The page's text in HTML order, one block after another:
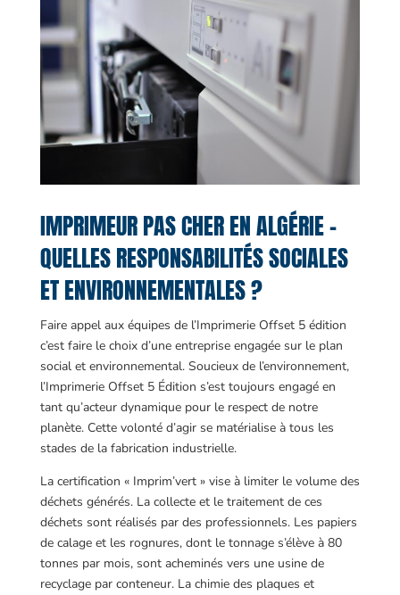
IMPRIMEUR PAS CHER EN ALGÉRIE –
QUELLES RESPONSABILITÉS SOCIALES
ET ENVIRONNEMENTALES ?
Faire appel aux équipes de l’Imprimerie Offset 5 édition
c’est faire le choix d’une entreprise engagée sur le plan
social et environnemental. Soucieux de l’environnement,
l’Imprimerie Offset 5 Édition s’est toujours engagé en
tant qu’acteur dynamique pour le respect de notre
planète. Cette volonté d’agir se matérialise à tous les
stades de la fabrication industrielle.
La certification « Imprim’vert » vise à limiter le volume des
déchets générés. La collecte et le traitement de ces
déchets sont réalisés par des professionnels. Les papiers
de calage et les rognures, dont le tonnage s’élève à 80
tonnes par mois, sont acheminés vers une usine de
recyclage par conteneur. La chimie des plaques et